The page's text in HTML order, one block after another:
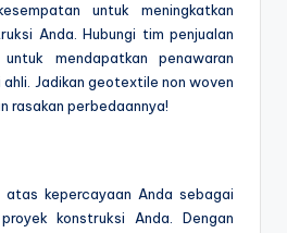
untuk meningkatkan
Anda. Hubungi tim penjualan
mendapatkan penawaran
Jadikan geotextile non woven
rasakan perbedaannya!
atas kepercayaan Anda sebagai
konstruksi Anda. Dengan